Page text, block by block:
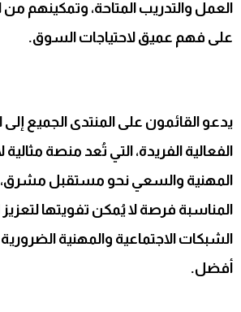
العمل والتدريب المتاحة، وتمكينهم من
على فهم عميق لاحتياجات السوق.
يدعو القائمون على المنتدى الجميع
الفعالية الفريدة، التي تُعد منصة
المهنية والسعي نحو مستقبل
المناسبة فرصة لا يُمكن تفويتها لتعزيز
الشبكات الاجتماعية والمهنية
أفضل.